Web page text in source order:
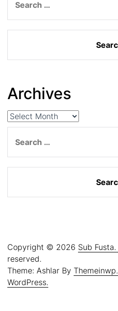
for:
Archives
Archives
for:
Copyright © 2026 Sub Fusta.
reserved.
Theme: Ashlar By Themeinwp.
WordPress.